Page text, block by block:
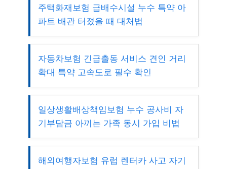
주택화재보험 급배수시설 누수 특약 아
파트 배관 터졌을 때 대처법
자동차보험 긴급출동 서비스 견인 거리
확대 특약 고속도로 필수 확인
일상생활배상책임보험 누수 공사비 자
기부담금 아끼는 가족 동시 가입 비법
해외여행자보험 유럽 렌터카 사고 자기